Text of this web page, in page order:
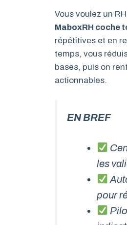
Vous voulez un
MaboxRH coche
répétitives et en
temps, vous
bases, puis on
actionnables.
EN BREF
les
pour